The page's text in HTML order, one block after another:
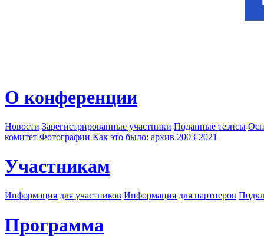
О конференции
Новости Зарегистрированные участники Поданные тезисы
комитет Фотографии Как это было: архив 2003-2021
Участникам
Информация для участников Информация для партнеров
Программа